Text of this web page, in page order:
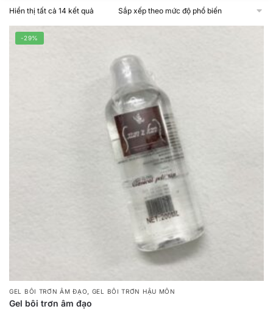
Hiển thị tất cả 14 kết quả
-29%
GEL BÔI TRƠN ÂM ĐẠO GEL BÔI TRƠN HẬU MÔN
Gel bôi trơn âm đạo